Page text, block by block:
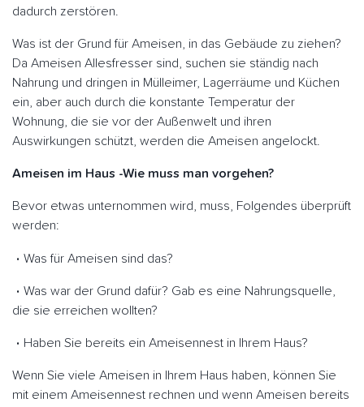
dadurch zerstören.
Was ist der Grund für Ameisen, in das Gebäude zu ziehen?
Da Ameisen Allesfresser sind, suchen sie ständig nach
Nahrung und dringen in Mülleimer, Lagerräume und Küchen
ein, aber auch durch die konstante Temperatur der
Wohnung, die sie vor der Außenwelt und ihren
Auswirkungen schützt, werden die Ameisen angelockt.
Ameisen im Haus -Wie muss man vorgehen?
Bevor etwas unternommen wird, muss, Folgendes überprüft
werden:
Was für Ameisen sind das?
Was war der Grund dafür? Gab es eine Nahrungsquelle,
die sie erreichen wollten?
Haben Sie bereits ein Ameisennest in Ihrem Haus?
Wenn Sie viele Ameisen in Ihrem Haus haben, können Sie
mit einem Ameisennest rechnen und wenn Ameisen bereits